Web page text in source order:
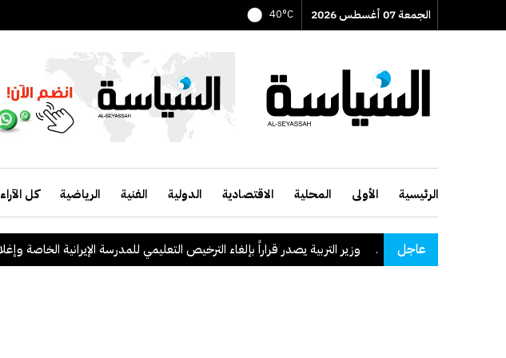
الجمعة 07 أغسطس 2026 40°C
الرئيسية الأولى المحلية الاقتصادية الدولية الفنية الرياضية كل الآراء
عاجل وزير التربية يصدر قراراً بإلغاء الترخيص التعليمي للمدرسة الإيرانية الخاصة وإغلاقها